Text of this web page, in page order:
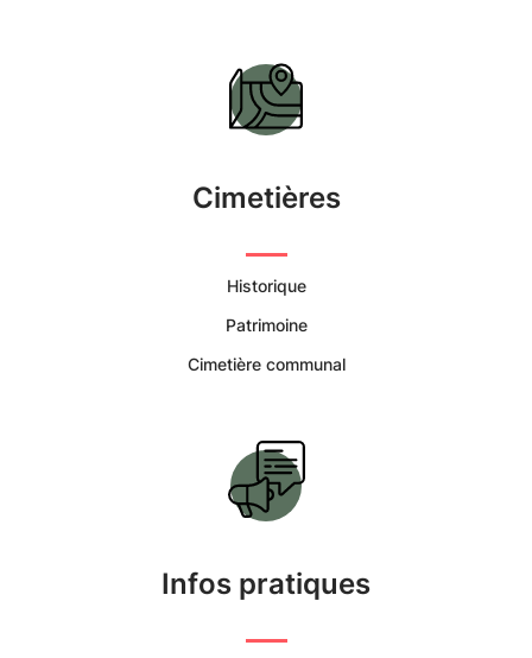
Citoyen
Commune
de
Tourc'h
|
Services
Funéraires
et
Cimetières
Historique
Patrimoine
Cimetière communal
Infos pratiques